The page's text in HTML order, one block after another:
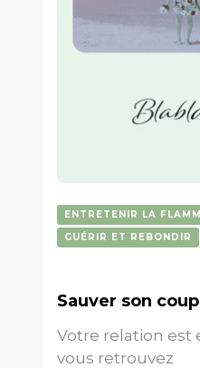
ENTRETENIR LA
GUÉRIR ET REBONDIR
Sauver son
Votre relation est
vous retrouvez